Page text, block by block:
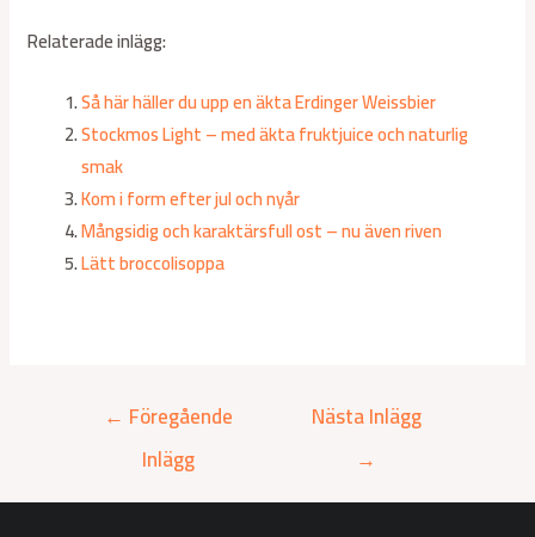
Relaterade inlägg:
Så här häller du upp en äkta Erdinger Weissbier
Stockmos Light – med äkta fruktjuice och naturlig
smak
Kom i form efter jul och nyår
Mångsidig och karaktärsfull ost – nu även riven
Lätt broccolisoppa
← Föregående
Inlägg
Nästa Inlägg
→